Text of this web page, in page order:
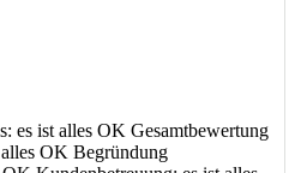
es ist alles OK Gesamtbewertung
OK Begründung